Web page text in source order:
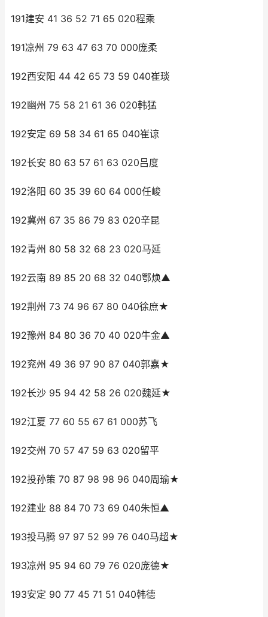
191建安 41 36 52 71 65 020程乘
191凉州 79 63 47 63 70 000庞柔
192西安阳 44 42 65 73 59 040崔琰
192幽州 75 58 21 61 36 020韩猛
192安定 69 58 34 61 65 040崔谅
192长安 80 63 57 61 63 020吕度
192洛阳 60 35 39 60 64 000任峻
192冀州 67 35 86 79 83 020辛昆
192青州 80 58 32 68 23 020马延
192云南 89 85 20 68 32 040鄂焕▲
192荆州 73 74 96 67 80 040徐庶★
192豫州 84 80 36 70 40 020牛金▲
192兖州 49 36 97 90 87 040郭嘉★
192长沙 95 94 42 58 26 020魏延★
192江夏 77 60 55 67 61 000苏飞
192交州 70 57 47 59 63 020留平
192投孙策 70 87 98 98 96 040周瑜★
192建业 88 84 70 73 69 040朱恒▲
193投马腾 97 97 52 99 76 040马超★
193凉州 95 94 60 79 76 020庞德★
193安定 90 77 45 71 51 040韩德